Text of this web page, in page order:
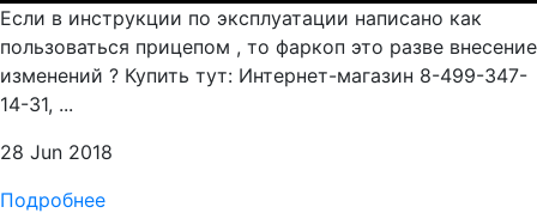
Если в инструкции по эксплуатации написано как
пользоваться прицепом , то фаркоп это разве внесение
изменений ? Купить тут: Интернет-магазин 8-499-347-
14-31, ...
28 Jun 2018
Подробнее